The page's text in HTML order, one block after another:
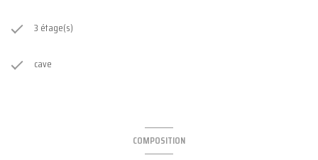
3 étage(s)
cave
COMPOSITION